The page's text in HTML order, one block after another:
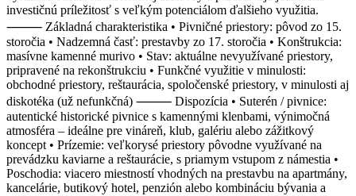
investičnú príležitosť s veľkým potenciálom ďalšieho využitia.
⸻ Základná charakteristika • Pivničné priestory: pôvod zo 15.
storočia • Nadzemná časť: prestavby zo 17. storočia • Konštrukcia:
masívne kamenné murivo • Stav: aktuálne nevyužívané priestory,
pripravené na rekonštrukciu • Funkčné využitie v minulosti:
obchodné priestory, reštaurácia, spoločenské priestory, v minulosti aj
diskotéka (už nefunkčná) ⸻ Dispozícia • Suterén / pivnice:
autentické historické pivnice s kamennými klenbami, výnimočná
atmosféra – ideálne pre vináreň, klub, galériu alebo zážitkový
koncept • Prízemie: veľkorysé priestory pôvodne využívané na
prevádzku kaviarne a reštaurácie, s priamym vstupom z námestia •
Poschodia: viacero miestností vhodných na prestavbu na apartmány,
kancelárie, butikový hotel, penzión alebo kombináciu bývania a